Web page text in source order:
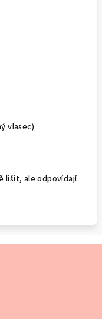
vlasec)
lišit, ale odpovídají